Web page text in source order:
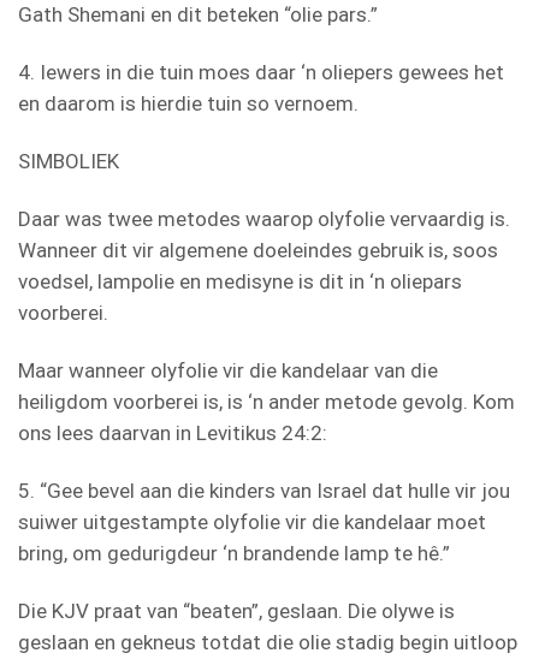
Gath Shemani en dit beteken “olie pars.”
4. Iewers in die tuin moes daar ‘n oliepers gewees het
en daarom is hierdie tuin so vernoem.
SIMBOLIEK
Daar was twee metodes waarop olyfolie vervaardig is.
Wanneer dit vir algemene doeleindes gebruik is, soos
voedsel, lampolie en medisyne is dit in ‘n oliepars
voorberei.
Maar wanneer olyfolie vir die kandelaar van die
heiligdom voorberei is, is ‘n ander metode gevolg. Kom
ons lees daarvan in Levitikus 24:2:
5. “Gee bevel aan die kinders van Israel dat hulle vir jou
suiwer uitgestampte olyfolie vir die kandelaar moet
bring, om gedurigdeur ‘n brandende lamp te hê.”
Die KJV praat van “beaten”, geslaan. Die olywe is
geslaan en gekneus totdat die olie stadig begin uitloop